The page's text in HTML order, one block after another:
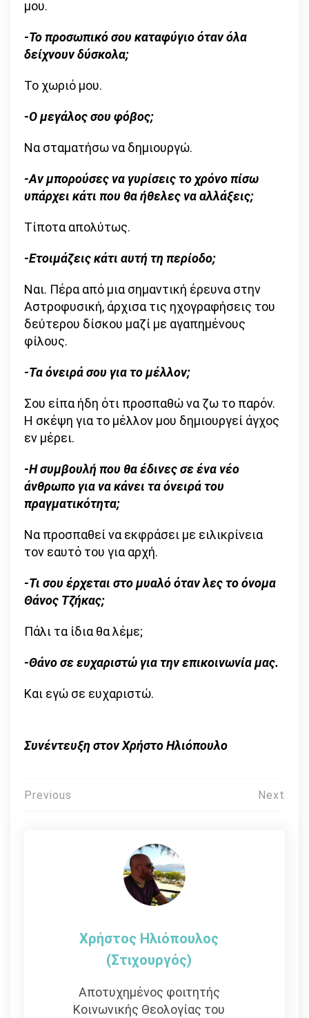
μου.
-Το προσωπικό σου καταφύγιο όταν όλα
δείχνουν δύσκολα;
Το χωριό μου.
-Ο μεγάλος σου φόβος;
Να σταματήσω να δημιουργώ.
-Αν μπορούσες να γυρίσεις το χρόνο πίσω
υπάρχει κάτι που θα ήθελες να αλλάξεις;
Τίποτα απολύτως.
-Ετοιμάζεις κάτι αυτή τη περίοδο;
Ναι. Πέρα από μια σημαντική έρευνα στην
Αστροφυσική, άρχισα τις ηχογραφήσεις του
δεύτερου δίσκου μαζί με αγαπημένους
φίλους.
-Τα όνειρά σου για το μέλλον;
Σου είπα ήδη ότι προσπαθώ να ζω το παρόν.
Η σκέψη για το μέλλον μου δημιουργεί άγχος
εν μέρει.
-Η συμβουλή που θα έδινες σε ένα νέο
άνθρωπο για να κάνει τα όνειρά του
πραγματικότητα;
Να προσπαθεί να εκφράσει με ειλικρίνεια
τον εαυτό του για αρχή.
-Τι σου έρχεται στο μυαλό όταν λες το όνομα
Θάνος Τζήκας;
Πάλι τα ίδια θα λέμε;
-Θάνο σε ευχαριστώ για την επικοινωνία μας.
Και εγώ σε ευχαριστώ.
Συνέντευξη στον Χρήστο Ηλιόπουλο
Πλοήγηση
Previous Next
Χρήστος Ηλιόπουλος
(στιχουργός)
Αποτυχημένος φοιτητής
Κοινωνικής Θεολογίας του